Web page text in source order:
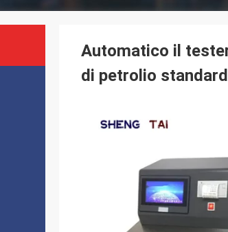
Automatico il
di petrolio